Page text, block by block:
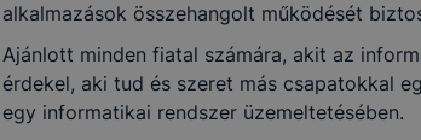
alkalmazások összehangolt működését
Ajánlott minden fiatal számára, akit az
érdekel, aki tud és szeret más csapatokkal
egy informatikai rendszer üzemeltetésében.